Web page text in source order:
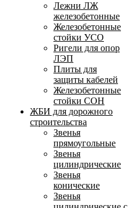
Лежни ЛЖ
железобетонные
Железобетонные
стойки УСО
Ригели для опор
ЛЭП
Плиты для
защиты кабелей
Железобетонные
стойки СОН
ЖБИ для дорожного
строительства
Звенья
прямоугольные
Звенья
цилиндрические
Звенья
конические
Звенья